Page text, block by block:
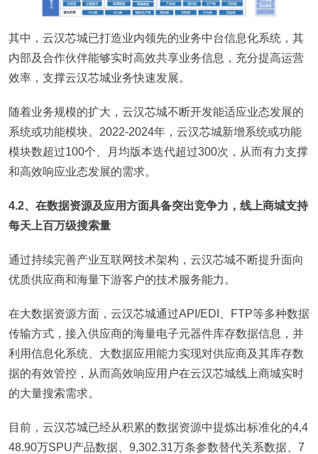
其中，云汉芯城已打造业内领先的业务中台信息化系统，其
内部及合作伙伴能够实时高效共享业务信息，充分提高运营
效率，支撑云汉芯城业务快速发展。
随着业务规模的扩大，云汉芯城不断开发能适应业态发展的
系统或功能模块。2022-2024年，云汉芯城新增系统或功能
模块数超过100个、月均版本迭代超过300次，从而有力支撑
和高效响应业态发展的需求。
4.2、在数据资源及应用方面具备突出竞争力，线上商城支持
每天上百万级搜索量
通过持续完善产业互联网技术架构，云汉芯城不断提升面向
优质供应商和海量下游客户的技术服务能力。
在大数据资源方面，云汉芯城通过API/EDI、FTP等多种数据
传输方式，接入供应商的海量电子元器件库存数据信息，并
利用信息化系统、大数据应用能力实现对供应商及其库存数
据的有效管控，从而高效响应用户在云汉芯城线上商城实时
的大量搜索需求。
目前，云汉芯城已经从积累的数据资源中提炼出标准化的4,4
48.90万SPU产品数据、9,302.31万条参数替代关系数据、7